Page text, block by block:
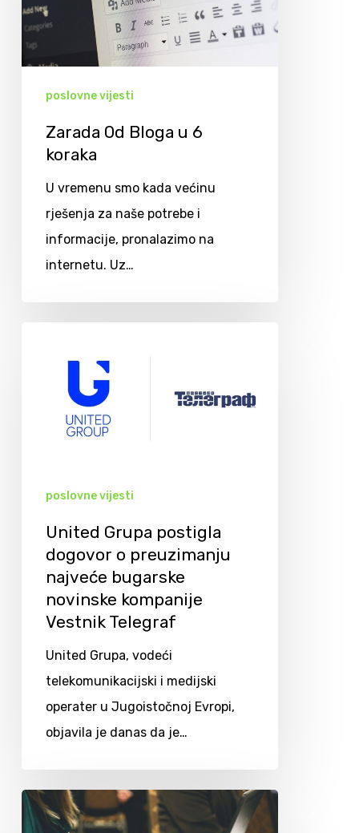
poslovne vijesti
Zarada Od Bloga u 6
koraka
U vremenu smo kada većinu
rješenja za naše potrebe i
informacije, pronalazimo na
internetu. Uz…
poslovne vijesti
United Grupa postigla
dogovor o preuzimanju
najveće bugarske
novinske kompanije
Vestnik Telegraf
United Grupa, vodeći
telekomunikacijski i medijski
operater u Jugoistočnoj Evropi,
objavila je danas da je…